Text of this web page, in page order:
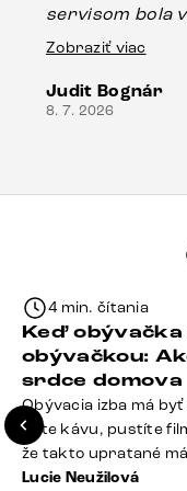
servisom bola
stola bolo malé
Vincze pri
veľmi
Zobraziť viac
Judit Bognár
8. 7. 2026
4 min. čítania
Keď
obývačkou:
srdce domova
Obývacia izba má
dáte kávu, pustíte
že takto upratané
sedačky, ovládač
Lucie Neužilová